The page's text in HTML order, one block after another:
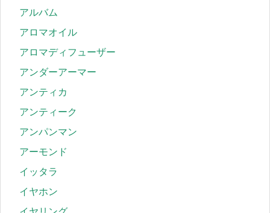
アルバム
アロマオイル
アロマディフューザー
アンダーアーマー
アンティカ
アンティーク
アンパンマン
アーモンド
イッタラ
イヤホン